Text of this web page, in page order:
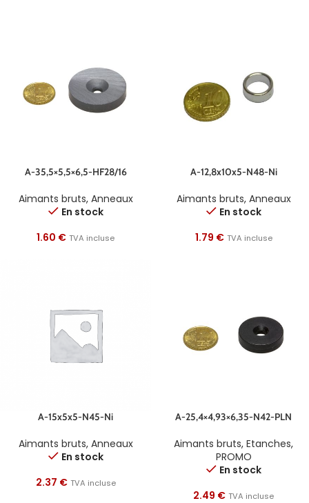
A-35,5×5,5×6,5-HF28/16
Aimants bruts, Anneaux
En stock
1.60 € TVA incluse
A-12,8x10x5-N48-Ni
Aimants bruts, Anneaux
En stock
1.79 € TVA incluse
A-15x5x5-N45-Ni
Aimants bruts, Anneaux
En stock
2.37 € TVA incluse
A-25,4×4,93×6,35-N42-PLN
Aimants bruts, Etanches,
PROMO
En stock
2.49 € TVA incluse